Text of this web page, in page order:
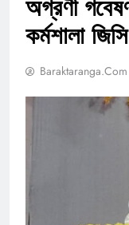
অগ্রণী
কর্মশালা
Baraktaranga.com